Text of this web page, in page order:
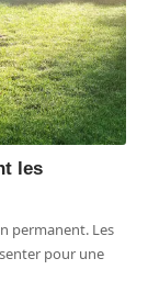
les
permanent. Les
pour une